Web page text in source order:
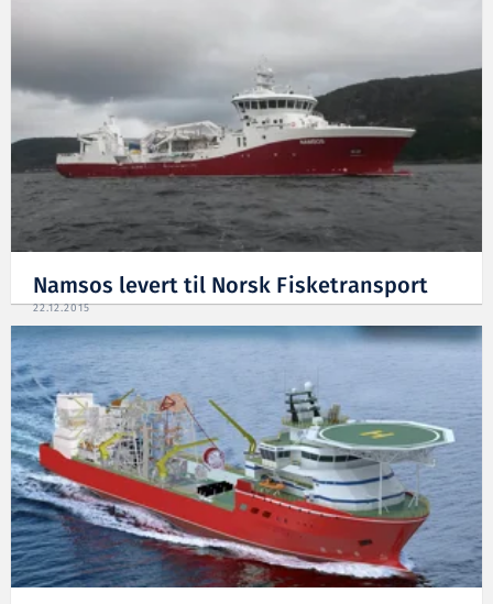
Namsos levert til Norsk Fisketransport
22.12.2015